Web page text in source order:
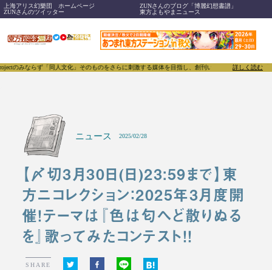
上海アリス幻樂団 ホームページ
ZUNさんのブログ「博麗幻想書譜」
ZUNさんのツイッター
東方よもやまニュース
同人文化」そのものをさらに刺激する媒体を目指し、創刊いたします。 東方我楽多叢誌(と
詳しく読む
ニュース 2025/02/28
【〆切3月30日(日)23:59まで】東
方ニコレクション：2025年3月度開
催！テーマは『色は匂へど散りぬる
を』歌ってみたコンテスト！！
SHARE